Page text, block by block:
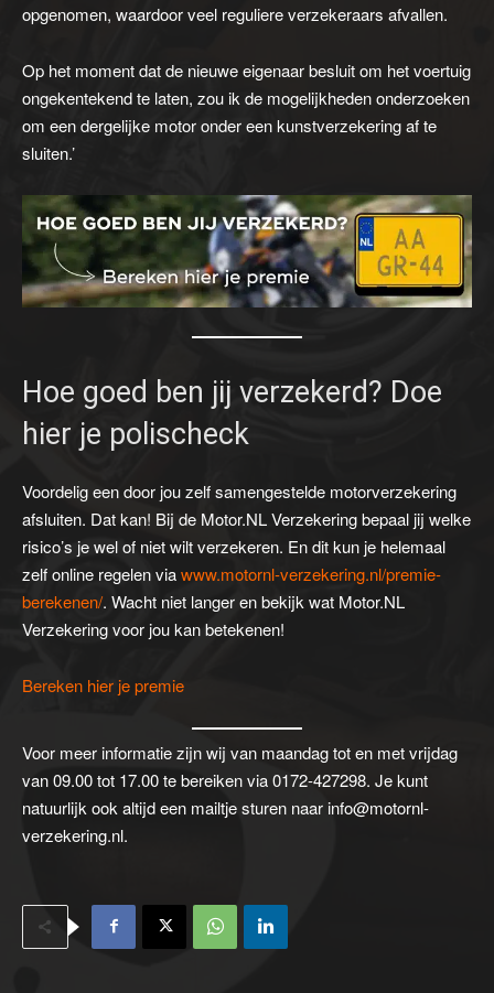
opgenomen, waardoor veel reguliere verzekeraars afvallen.
Op het moment dat de nieuwe eigenaar besluit om het voertuig
ongekentekend te laten, zou ik de mogelijkheden onderzoeken
om een dergelijke motor onder een kunstverzekering af te
sluiten.’
Hoe goed ben jij verzekerd? Doe
hier je polischeck
Voordelig een door jou zelf samengestelde motorverzekering
afsluiten. Dat kan! Bij de Motor.NL Verzekering bepaal jij welke
risico’s je wel of niet wilt verzekeren. En dit kun je helemaal
zelf online regelen viawww.motornl-verzekering.nl/premie-
berekenen/. Wacht niet langer en bekijk wat Motor.NL
Verzekering voor jou kan betekenen!
Bereken hier je premie
Voor meer informatie zijn wij van maandag tot en met vrijdag
van 09.00 tot 17.00 te bereiken via 0172-427298. Je kunt
natuurlijk ook altijd een mailtje sturen naar info@motornl-
verzekering.nl.